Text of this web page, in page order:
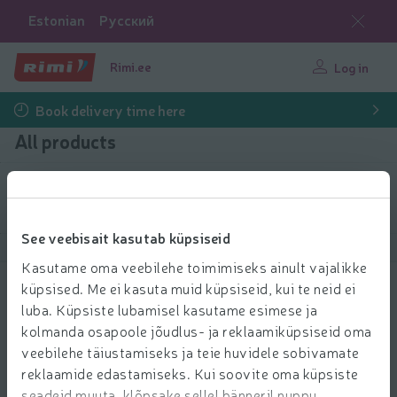
See veebisait kasutab küpsiseid
Kasutame oma veebilehe toimimiseks ainult vajalikke
küpsised. Me ei kasuta muid küpsiseid, kui te neid ei
luba. Küpsiste lubamisel kasutame esimese ja
kolmanda osapoole jõudlus- ja reklaamiküpsiseid oma
veebilehe täiustamiseks ja teie huvidele sobivamate
reklaamide edastamiseks. Kui soovite oma küpsiste
Estonian Русский
Rimi.ee Log in
Book delivery time here
All products
Filter products
Show products
Skyr maitsestamata Salling 0,2% 1kg
4.39 € per pcs.
439 Price per unit: 4,39 €/kg
4,39 €/kg
Add to cart